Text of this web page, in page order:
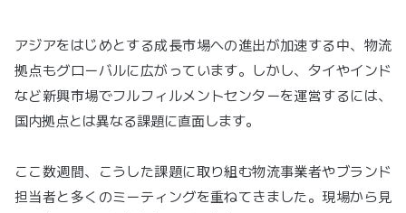
アジアをはじめとする成長市場への進出が加速する中、物流
拠点もグローバルに広がっています。しかし、タイやインド
など新興市場でフルフィルメントセンターを運営するには、
国内拠点とは異なる課題に直面します。
ここ数週間、こうした課題に取り組む物流事業者やブランド
担当者と多くのミーティングを重ねてきました。現場から見